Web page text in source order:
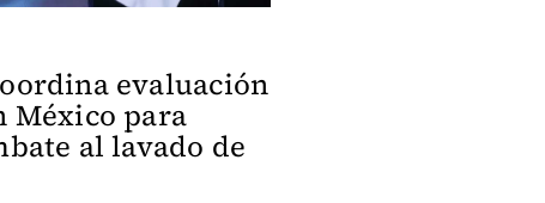
evaluación
México para
al lavado de